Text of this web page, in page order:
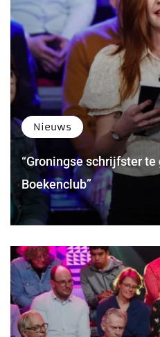
Nieuws
“Groningse schrijfster te
Boekenclub”